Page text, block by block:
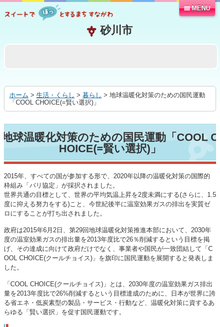
る
MENU
ホーム > 生活・くらし > 暮らし > 地球温暖化対策のための国民運動
「COOL CHOICE(=賢い選択)」
地球温暖化対策のための国民運動「COOL C
HOICE(=賢い選択)」
2015年、すべての国が参加する形で、2020年以降の温暖化対策の国際的
枠組み「パリ協定」が採択されました。
世界共通の目標として、世界の平均気温上昇を2度未満にする(さらに、1.5
度に抑える努力をする)こと、今世紀後半に温室効果ガスの排出を実質ゼ
ロにすることが打ち出されました。
政府は2015年6月2日、第29回地球温暖化対策推進本部において、2030年
度の温室効果ガスの排出量を2013年度比で26％削減するという目標を掲
げ、その達成に向けて政府だけでなく、事業者や国民が一致団結して「C
OOL CHOICE(クールチョイス)」を旗印に国民運動を展開すると発表しま
した。
「COOL CHOICE(クールチョイス)」とは、2030年度の温室効果ガス排出
量を2013年度比で26%削減するという目標達成のために、日本が世界に誇
る省エネ・低炭素型の製品・サービス・行動など、温暖化対策に資するあ
らゆる「賢い選択」を促す国民運動です。